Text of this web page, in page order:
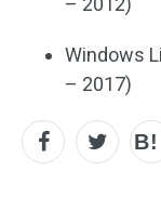
Windows
– 2017)